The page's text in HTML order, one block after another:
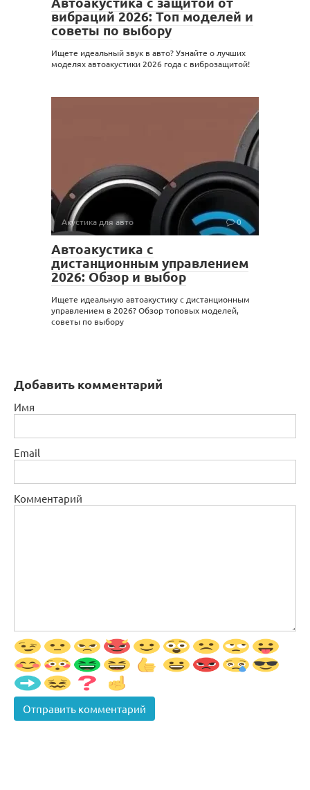
вибраций 2026: Топ моделей и
советы по выбору
Ищете идеальный звук в авто? Узнайте о лучших
моделях автоакустики 2026 года с виброзащитой!
Акустика для авто 0
Автоакустика с
дистанционным управлением
2026: Обзор и выбор
Ищете идеальную автоакустику с дистанционным
управлением в 2026? Обзор топовых моделей,
советы по выбору
Добавить комментарий
Имя
Email
Комментарий